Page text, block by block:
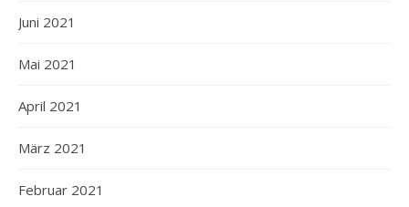
Juni 2021
Mai 2021
April 2021
März 2021
Februar 2021